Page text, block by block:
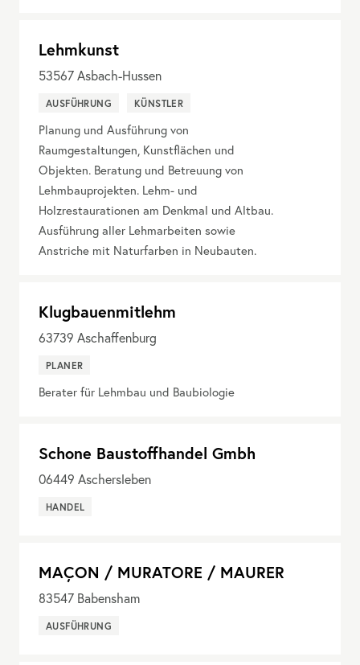
Lehmkunst
53567Asbach-Hussen
AUSFÜHRUNG KÜNSTLER
Planung und Ausführung von
Raumgestaltungen, Kunstflächen und
Objekten. Beratung und Betreuung von
Lehmbauprojekten. Lehm- und
Holzrestaurationen am Denkmal und Altbau.
Ausführung aller Lehmarbeiten sowie
Anstriche mit Naturfarben in Neubauten.
Klugbauenmitlehm
63739 Aschaffenburg
PLANER
Berater für Lehmbau und Baubiologie
Schone Baustoffhandel Gmbh
06449 Aschersleben
HANDEL
MAÇON / MURATORE / MAURER
83547 Babensham
AUSFÜHRUNG